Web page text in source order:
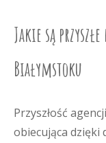
Jakie są
Białymstoku
Przyszłość
obiecująca dzięki